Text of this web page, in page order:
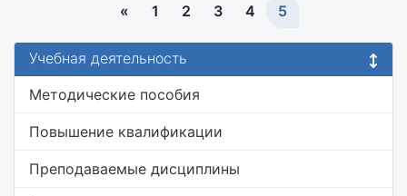
« 1 2 3 4 5
Учебная деятельность
Методические пособия
Повышение квалификации
Преподаваемые дисциплины